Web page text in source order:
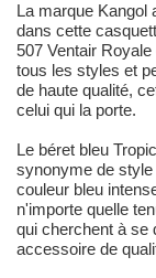
La marque Kangol
dans cette
507 Ventair
tous les styles et
de haute qualité,
celui qui la porte.
Le béret bleu
synonyme de style
couleur bleu
n'importe quelle
qui cherchent à se
accessoire de